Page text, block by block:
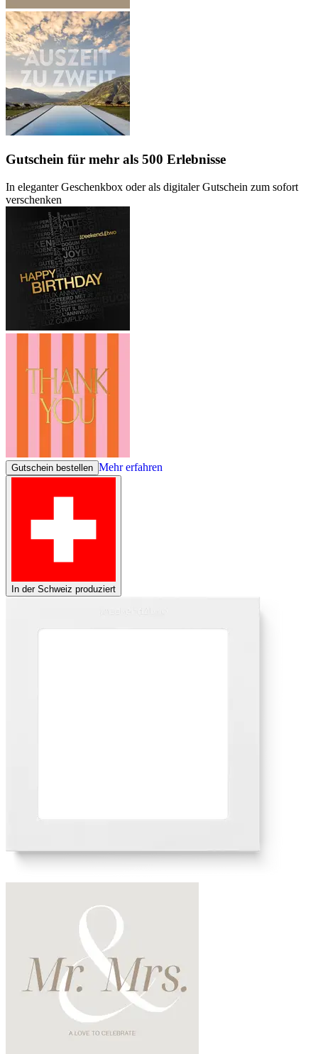
Gutschein für mehr als 500 Erlebnisse
In eleganter Geschenkbox oder als digitaler Gutschein zum sofort
verschenken
Gutschein bestellen Mehr erfahren
In der Schweiz produziert